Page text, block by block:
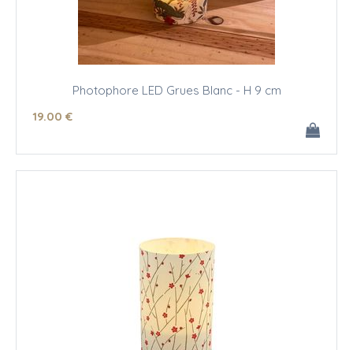
Photophore LED Grues Blanc - H 9 cm
19.00 €